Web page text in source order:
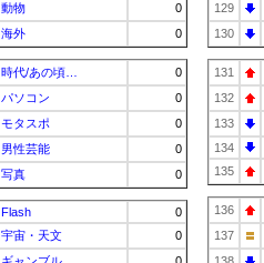
動物
0
海外 0
時代/あの頃…
0
パソコン
0
モタスポ
0
男性芸能
0
写真 0
Flash
0
宇宙・天文
0
129
130
131
132
133
134
135
136
137